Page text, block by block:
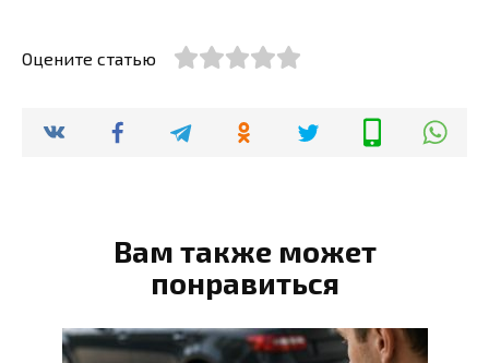
Оцените статью
Вам также может
понравиться